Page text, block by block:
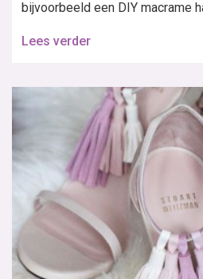
bijvoorbeeld een DIY macrame
Lees verder